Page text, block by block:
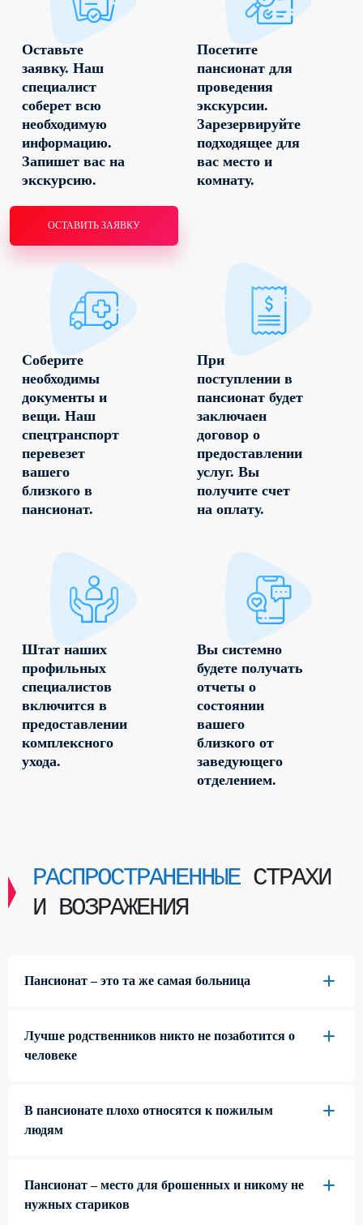
Оставьте
заявку. Наш
специалист
соберет всю
необходимую
информацию.
Запишет вас на
экскурсию.
ОСТАВИТЬ ЗАЯВКУ
Посетите
пансионат для
проведения
экскурсии.
Зарезервируйте
подходящее для
вас место и
комнату.
Соберите
необходимы
документы и
вещи. Наш
спецтранспорт
перевезет
вашего
близкого в
пансионат.
При
поступлении в
пансионат будет
заключаен
договор о
предоставлении
услуг. Вы
получите счет
на оплату.
Штат наших
профильных
специалистов
включится в
предоставлении
комплексного
ухода.
Вы системно
будете получать
отчеты о
состоянии
вашего
близкого от
заведующего
отделением.
РАСПРОСТРАНЕННЫЕСТРАХИ
И ВОЗРАЖЕНИЯ
Пансионат – это та же самая больница
Лучше родственников никто не позаботится о
человеке
В пансионате плохо относятся к пожилым
людям
Пансионат – место для брошенных и никому не
нужных стариков